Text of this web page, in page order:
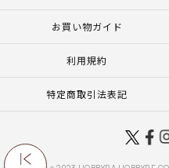
お買い物ガイド
利用規約
特定商取引法表記